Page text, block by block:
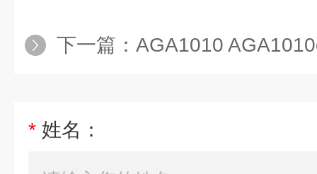
下一篇： AGA1010 AGA1010d工业空分
* 姓名：